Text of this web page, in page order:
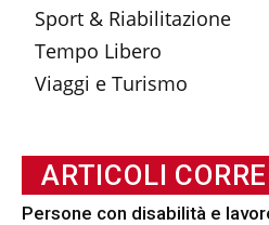
Sport & Riabilitazione
Tempo Libero
Viaggi e Turismo
ARTICOLI
Persone con disabilità e